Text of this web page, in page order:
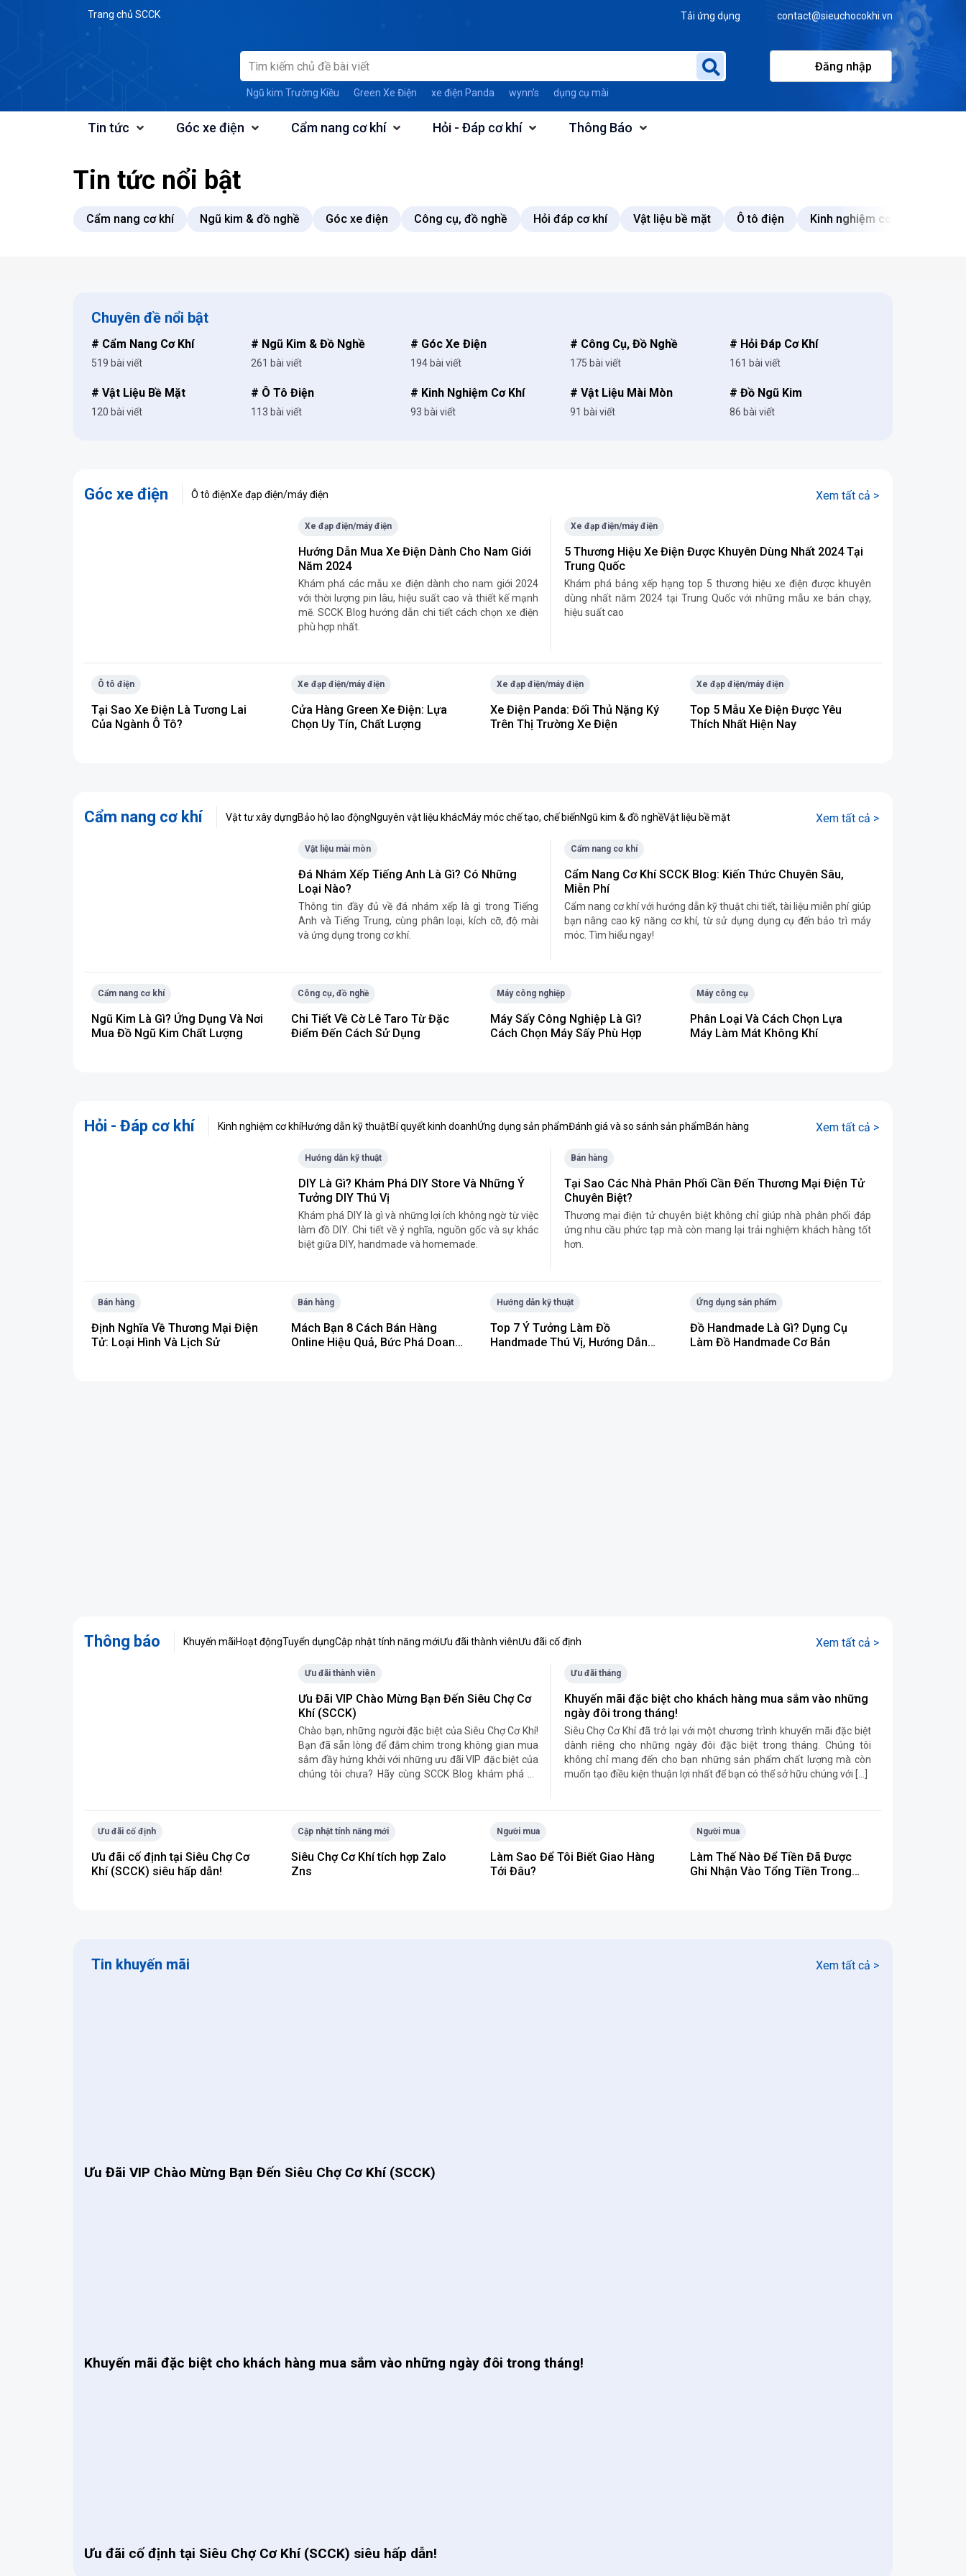
Trang chủ SCCK Tải ứng dụng contact@sieuchocokhi.vn
Ngũ kim Trường Kiều Green Xe Điện xe điện Panda wynn's dụng cụ mài
Đăng nhập
Tin tức Góc xe điện Cẩm nang cơ khí Hỏi - Đáp cơ khí Thông Báo
Tin tức nổi bật
Cẩm nang cơ khí Ngũ kim & đồ nghề Góc xe điện Công cụ, đồ nghề Hỏi đáp cơ khí Vật liệu bề mặt Ô tô điện Kinh nghiệm cơ khí
Chuyên đề nổi bật
# Cẩm Nang Cơ Khí
519 bài viết
# Ngũ Kim & Đồ Nghề
261 bài viết
# Góc Xe Điện
194 bài viết
# Công Cụ, Đồ Nghề
175 bài viết
# Hỏi Đáp Cơ Khí
161 bài viết
# Vật Liệu Bề Mặt
120 bài viết
# Ô Tô Điện
113 bài viết
# Kinh Nghiệm Cơ Khí
93 bài viết
# Vật Liệu Mài Mòn
91 bài viết
# Đồ Ngũ Kim
86 bài viết
Góc xe điện Ô tô điệnXe đạp điện/máy điện Xem tất cả >
Xe đạp điện/máy điện
Hướng Dẫn Mua Xe Điện Dành Cho Nam Giới
Năm 2024
Khám phá các mẫu xe điện dành cho nam giới 2024
với thời lượng pin lâu, hiệu suất cao và thiết kế mạnh
mẽ. SCCK Blog hướng dẫn chi tiết cách chọn xe điện
phù hợp nhất.
Xe đạp điện/máy điện
5 Thương Hiệu Xe Điện Được Khuyên Dùng Nhất 2024 Tại
Trung Quốc
​Khám phá bảng xếp hạng top 5 thương hiệu xe điện được khuyên
dùng nhất năm 2024 tại Trung Quốc với những mẫu xe bán chạy,
hiệu suất cao
Ô tô điện
Tại Sao Xe Điện Là Tương Lai
Của Ngành Ô Tô?
Xe đạp điện/máy điện
Cửa Hàng Green Xe Điện: Lựa
Chọn Uy Tín, Chất Lượng
Xe đạp điện/máy điện
Xe Điện Panda: Đối Thủ Nặng Ký
Trên Thị Trường Xe Điện
Xe đạp điện/máy điện
Top 5 Mẫu Xe Điện Được Yêu
Thích Nhất Hiện Nay
Cẩm nang cơ khí Vật tư xây dựngBảo hộ lao độngNguyên vật liệu khácMáy móc chế tạo, chế biếnNgũ kim & đồ nghềVật liệu bề mặt Xem tất cả >
Vật liệu mài mòn
Đá Nhám Xếp Tiếng Anh Là Gì? Có Những
Loại Nào?
Thông tin đầy đủ về đá nhám xếp là gì trong Tiếng
Anh và Tiếng Trung, cùng phân loại, kích cỡ, độ mài
và ứng dụng trong cơ khí.
Cẩm nang cơ khí
Cẩm Nang Cơ Khí SCCK Blog: Kiến Thức Chuyên Sâu,
Miễn Phí
​Cẩm nang cơ khí với hướng dẫn kỹ thuật chi tiết, tài liệu miễn phí giúp
bạn nâng cao kỹ năng cơ khí, từ sử dụng dụng cụ đến bảo trì máy
móc. Tìm hiểu ngay!
Cẩm nang cơ khí
Ngũ Kim Là Gì? Ứng Dụng Và Nơi
Mua Đồ Ngũ Kim Chất Lượng
Công cụ, đồ nghề
Chi Tiết Về Cờ Lê Taro Từ Đặc
Điểm Đến Cách Sử Dụng
Máy công nghiệp
Máy Sấy Công Nghiệp Là Gì?
Cách Chọn Máy Sấy Phù Hợp
Máy công cụ
Phân Loại Và Cách Chọn Lựa
Máy Làm Mát Không Khí
Hỏi - Đáp cơ khí Kinh nghiệm cơ khíHướng dẫn kỹ thuậtBí quyết kinh doanhỨng dụng sản phẩmĐánh giá và so sánh sản phẩmBán hàng Xem tất cả >
Hướng dẫn kỹ thuật
DIY Là Gì? Khám Phá DIY Store Và Những Ý
Tưởng DIY Thú Vị
Khám phá DIY là gì và những lợi ích không ngờ từ việc
làm đồ DIY. Chi tiết về ý nghĩa, nguồn gốc và sự khác
biệt giữa DIY, handmade và homemade.
Bán hàng
Tại Sao Các Nhà Phân Phối Cần Đến Thương Mại Điện Tử
Chuyên Biệt?
​Thương mại điện tử chuyên biệt không chỉ giúp nhà phân phối đáp
ứng nhu cầu phức tạp mà còn mang lại trải nghiệm khách hàng tốt
hơn.
Bán hàng
Định Nghĩa Về Thương Mại Điện
Tử: Loại Hình Và Lịch Sử
Bán hàng
Mách Bạn 8 Cách Bán Hàng
Online Hiệu Quả, Bức Phá Doanh
Hướng dẫn kỹ thuật
Top 7 Ý Tưởng Làm Đồ
Handmade Thú Vị, Hướng Dẫn
Ứng dụng sản phẩm
Đồ Handmade Là Gì? Dụng Cụ
Làm Đồ Handmade Cơ Bản
Thông báo Khuyến mãiHoạt độngTuyển dụngCập nhật tính năng mớiƯu đãi thành viênƯu đãi cố định Xem tất cả >
Ưu đãi thành viên
Ưu Đãi VIP Chào Mừng Bạn Đến Siêu Chợ Cơ
Khí (SCCK)
Chào bạn, những người đặc biệt của Siêu Chợ Cơ Khí!
Bạn đã sẵn lòng để đắm chìm trong không gian mua
sắm đầy hứng khởi với những ưu đãi VIP đặc biệt của
chúng tôi chưa? Hãy cùng SCCK Blog khám phá và
Ưu đãi tháng
Khuyến mãi đặc biệt cho khách hàng mua sắm vào những
ngày đôi trong tháng!
​Siêu Chợ Cơ Khí đã trở lại với một chương trình khuyến mãi đặc biệt
dành riêng cho những ngày đôi đặc biệt trong tháng. Chúng tôi
không chỉ mang đến cho bạn những sản phẩm chất lượng mà còn
muốn tạo điều kiện thuận lợi nhất để bạn có thể sở hữu chúng với […]
Ưu đãi cố định
Ưu đãi cố định tại Siêu Chợ Cơ
Khí (SCCK) siêu hấp dẫn!
Cập nhật tính năng mới
Siêu Chợ Cơ Khí tích hợp Zalo
Zns
Người mua
Làm Sao Để Tôi Biết Giao Hàng
Tới Đâu?
Người mua
Làm Thế Nào Để Tiền Đã Được
Ghi Nhận Vào Tổng Tiền Trong
Tin khuyến mãi Xem tất cả >
Ưu Đãi VIP Chào Mừng Bạn Đến Siêu Chợ Cơ Khí (SCCK)
Khuyến mãi đặc biệt cho khách hàng mua sắm vào những ngày đôi trong tháng!
Ưu đãi cố định tại Siêu Chợ Cơ Khí (SCCK) siêu hấp dẫn!